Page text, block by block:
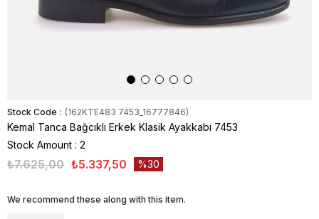
Stock Code (162KTE483 7453_16777846)
Kemal Tanca Bağcıklı Erkek Klasik Ayakkabı 7453
Stock Amount : 2
₺7.625,00 ₺5.337,50 30
We recommend these along with this item.